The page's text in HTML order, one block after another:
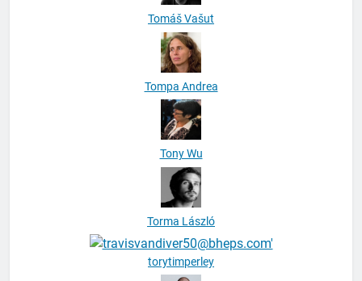
Tomáš Vašut
Tompa Andrea
Tony Wu
Torma László
torytimperley